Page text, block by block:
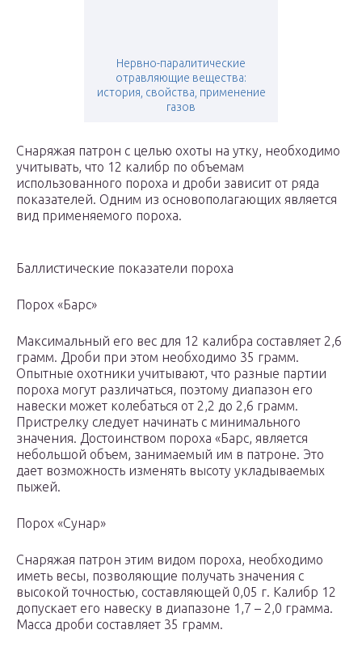
Нервно-паралитические
отравляющие вещества:
история, свойства, применение
газов
Снаряжая патрон с целью охоты на утку, необходимо
учитывать, что 12 калибр по объемам
использованного пороха и дроби зависит от ряда
показателей. Одним из основополагающих является
вид применяемого пороха.
Баллистические показатели пороха
Порох «Барс»
Максимальный его вес для 12 калибра составляет 2,6
грамм. Дроби при этом необходимо 35 грамм.
Опытные охотники учитывают, что разные партии
пороха могут различаться, поэтому диапазон его
навески может колебаться от 2,2 до 2,6 грамм.
Пристрелку следует начинать с минимального
значения. Достоинством пороха «Барс, является
небольшой объем, занимаемый им в патроне. Это
дает возможность изменять высоту укладываемых
пыжей.
Порох «Сунар»
Снаряжая патрон этим видом пороха, необходимо
иметь весы, позволяющие получать значения с
высокой точностью, составляющей 0,05 г. Калибр 12
допускает его навеску в диапазоне 1,7 – 2,0 грамма.
Масса дроби составляет 35 грамм.